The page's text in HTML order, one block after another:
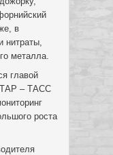
в
нитраты,
металла.
главой
– ТАСС
роста